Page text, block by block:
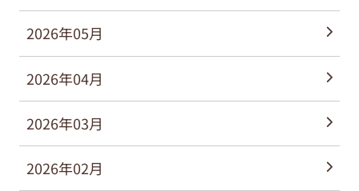
2026年05月
2026年04月
2026年03月
2026年02月